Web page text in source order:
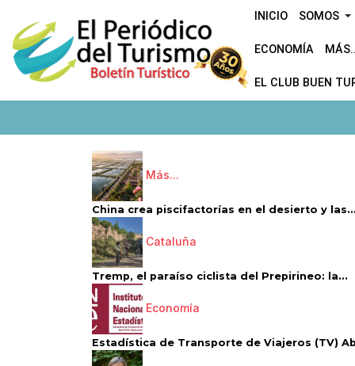
INICIO SOMOS
ECONOMÍA
EL CLUB BUEN
Más...
China crea piscifactorías en el desierto y las...
Cataluña
Tremp, el paraíso ciclista del Prepirineo: la...
Economía
Estadística de Transporte de Viajeros (TV)